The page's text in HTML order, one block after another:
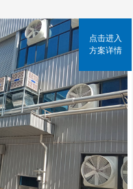
点击进入
方案详情